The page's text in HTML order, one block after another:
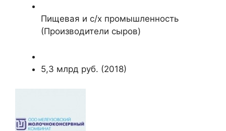
Пищевая и с/х промышленность
(Производители сыров)
5,3 млрд руб. (2018)